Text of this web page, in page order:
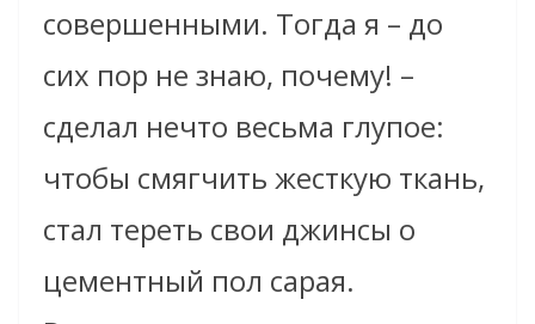
совершенными. Тогда я – до
сих пор не знаю, почему! –
сделал нечто весьма глупое:
чтобы смягчить жесткую ткань,
стал тереть свои джинсы о
цементный пол сарая.